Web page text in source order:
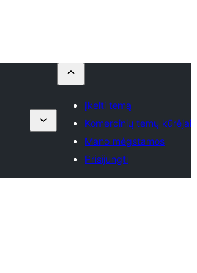
Įkelti temą
Komercinių temų kūrėjai
Mano mėgstamos
Prisijungti